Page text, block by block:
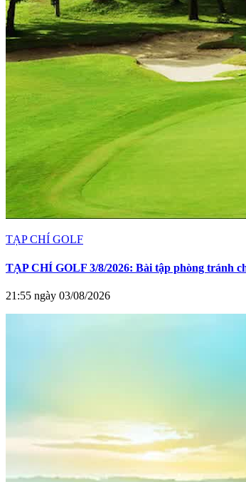
TẠP CHÍ GOLF
TẠP CHÍ GOLF 3/8/2026: Bài tập phòng tránh
21:55 ngày 03/08/2026